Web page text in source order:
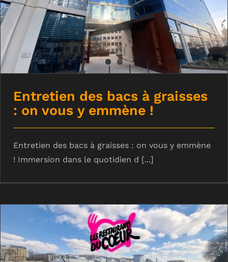
Entretien des bacs à graisses : on
vous y emmène !
Entretien des bacs à graisses
: on vous y emmène !
Entretien des bacs à graisses : on vous y emmène
! Immersion dans le quotidien d [...]